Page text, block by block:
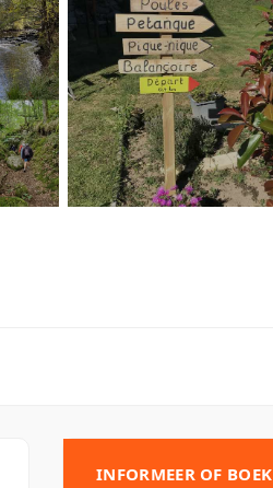
INFORMEER OF BOEK